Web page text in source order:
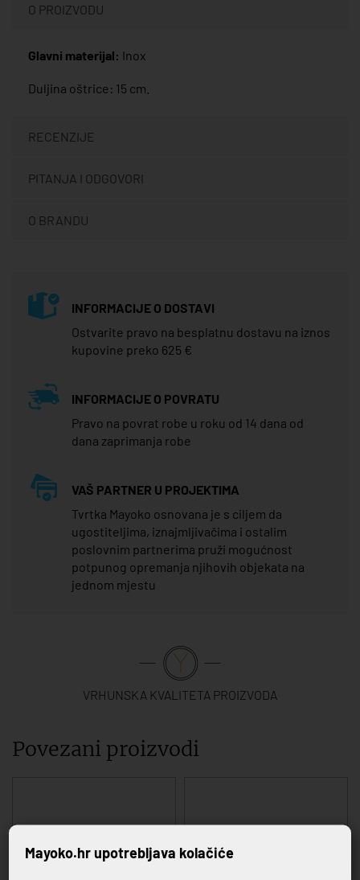
O PROIZVODU
Glavni materijal: Inox
Duljina oštrice: 15 cm.
RECENZIJE
PITANJA I ODGOVORI
O BRANDU
INFORMACIJE O DOSTAVI
Ostvarite pravo na besplatnu dostavu na iznos
kupovine preko 625 €
INFORMACIJE O POVRATU
Pravo na povrat robe u roku od 14 dana od
dana zaprimanja robe
VAŠ PARTNER U PROJEKTIMA
Tvrtka Mayoko osnovana je s ciljem da
ugostiteljima, iznajmljivačima i ostalim
poslovnim partnerima pruži mogućnost
potpunog opremanja njihovih objekata na
jednom mjestu
VRHUNSKA KVALITETA PROIZVODA
Povezani proizvodi
Mayoko.hr upotrebljava kolačiće